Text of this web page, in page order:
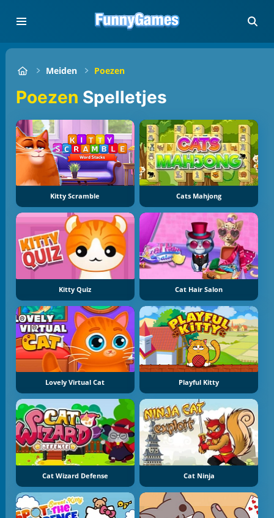
Meiden Poezen
Poezen Spelletjes
Kitty Scramble Cats Mahjong
Kitty Quiz Cat Hair Salon
Lovely Virtual Cat Playful Kitty
Cat Wizard Defense Cat Ninja